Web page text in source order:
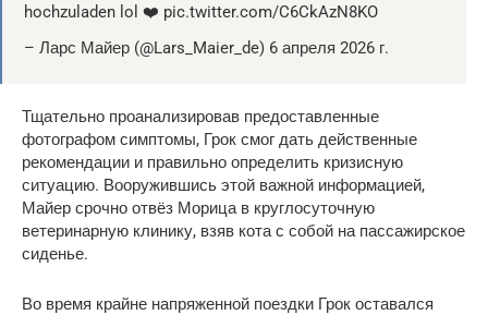
hochzuladen lol ❤️ pic.twitter.com/C6CkAzN8KO
– Ларс Майер (@Lars_Maier_de) 6 апреля 2026 г.
Тщательно проанализировав предоставленные
фотографом симптомы, Грок смог дать действенные
рекомендации и правильно определить кризисную
ситуацию. Вооружившись этой важной информацией,
Майер срочно отвёз Морица в круглосуточную
ветеринарную клинику, взяв кота с собой на пассажирское
сиденье.
Во время крайне напряженной поездки Грок оставался